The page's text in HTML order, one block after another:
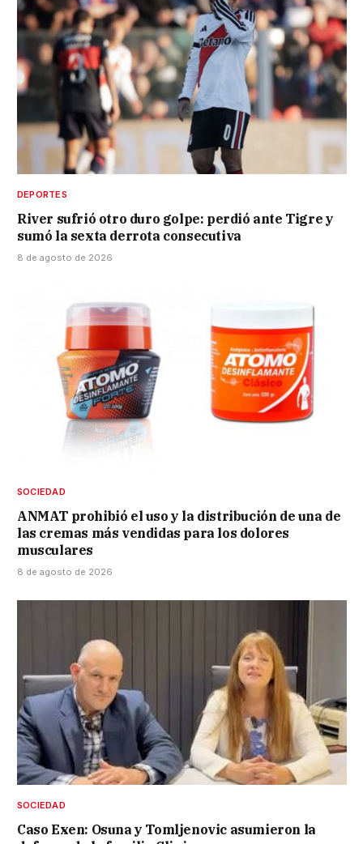
DEPORTES
River sufrió otro duro golpe: perdió ante Tigre y
sumó la sexta derrota consecutiva
8 de agosto de 2026
SOCIEDAD
ANMAT prohibió el uso y la distribución de una de
las cremas más vendidas para los dolores
musculares
8 de agosto de 2026
SOCIEDAD
Caso Exen: Osuna y Tomljenovic asumieron la